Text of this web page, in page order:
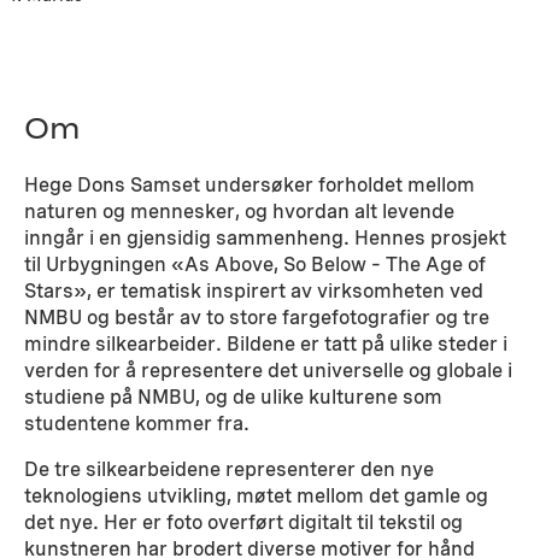
Om
Hege Dons Samset undersøker forholdet mellom
naturen og mennesker, og hvordan alt levende
inngår i en gjensidig sammenheng. Hennes prosjekt
til Urbygningen «As Above, So Below – The Age of
Stars», er tematisk inspirert av virksomheten ved
NMBU og består av to store fargefotografier og tre
mindre silkearbeider. Bildene er tatt på ulike steder i
verden for å representere det universelle og globale i
studiene på NMBU, og de ulike kulturene som
studentene kommer fra.
De tre silkearbeidene representerer den nye
teknologiens utvikling, møtet mellom det gamle og
det nye. Her er foto overført digitalt til tekstil og
kunstneren har brodert diverse motiver for hånd